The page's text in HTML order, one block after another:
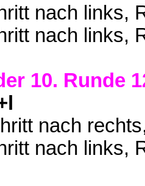
nach links,
nach links,
10. Runde
nach
nach links,